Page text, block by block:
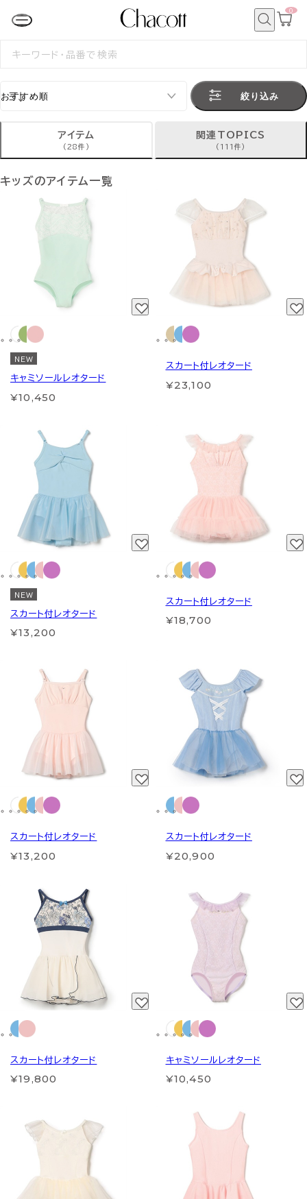
カ
0
検
絞り込み
アイテム
(28件)
関連TOPICS
(111件)
キッズのアイテム一覧
NEW
キャミソールレオタード
¥10,450
スカート付レオタード
¥23,100
NEW
スカート付レオタード
¥13,200
スカート付レオタード
¥18,700
スカート付レオタード
¥13,200
スカート付レオタード
¥20,900
スカート付レオタード
¥19,800
キャミソールレオタード
¥10,450